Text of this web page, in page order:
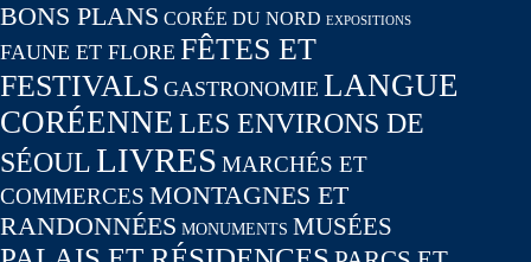
BONS PLANS CORÉE DU NORD EXPOSITIONS
FAUNE ET FLORE FÊTES ET
FESTIVALS GASTRONOMIE LANGUE
CORÉENNE LES ENVIRONS DE
SÉOULLIVRES MARCHÉS ET
COMMERCES MONTAGNES ET
RANDONNÉES MONUMENTS MUSÉES